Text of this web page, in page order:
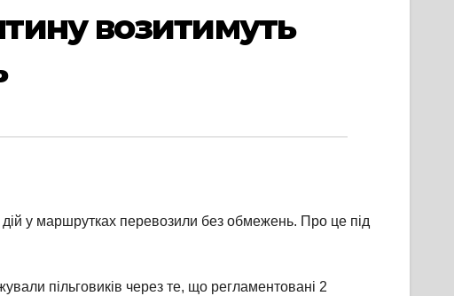
возитимуть
у маршрутках перевозили без обмежень. Про це під
пільговиків через те, що регламентовані 2